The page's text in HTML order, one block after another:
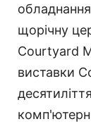
щорічну
Courtyard
виставки